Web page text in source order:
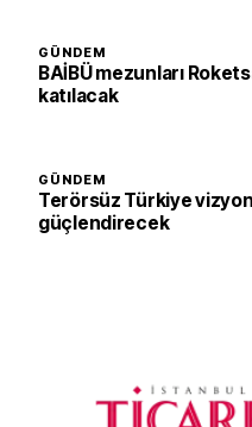
GÜNDEM
BAİBÜ mezunları
katılacak
GÜNDEM
Terörsüz Türkiye
güçlendirecek